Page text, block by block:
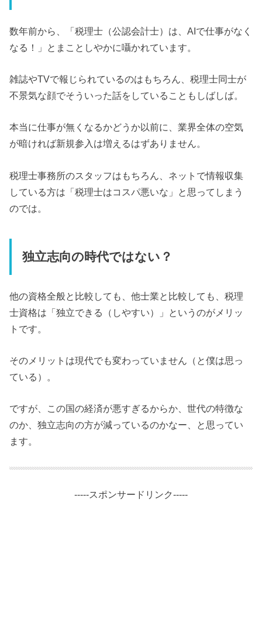
数年前から、「税理士（公認会計士）は、AIで仕事がなく
なる！」とまことしやかに囁かれています。
雑誌やTVで報じられているのはもちろん、税理士同士が
不景気な顔でそういった話をしていることもしばしば。
本当に仕事が無くなるかどうか以前に、業界全体の空気
が暗ければ新規参入は増えるはずありません。
税理士事務所のスタッフはもちろん、ネットで情報収集
している方は「税理士はコスパ悪いな」と思ってしまう
のでは。
独立志向の時代ではない？
他の資格全般と比較しても、他士業と比較しても、税理
士資格は「独立できる（しやすい）」というのがメリッ
トです。
そのメリットは現代でも変わっていません（と僕は思っ
ている）。
ですが、この国の経済が悪すぎるからか、世代の特徴な
のか、独立志向の方が減っているのかなー、と思ってい
ます。
-----スポンサードリンク-----